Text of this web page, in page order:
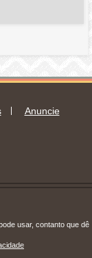
Anuncie
pode usar, contanto que dê